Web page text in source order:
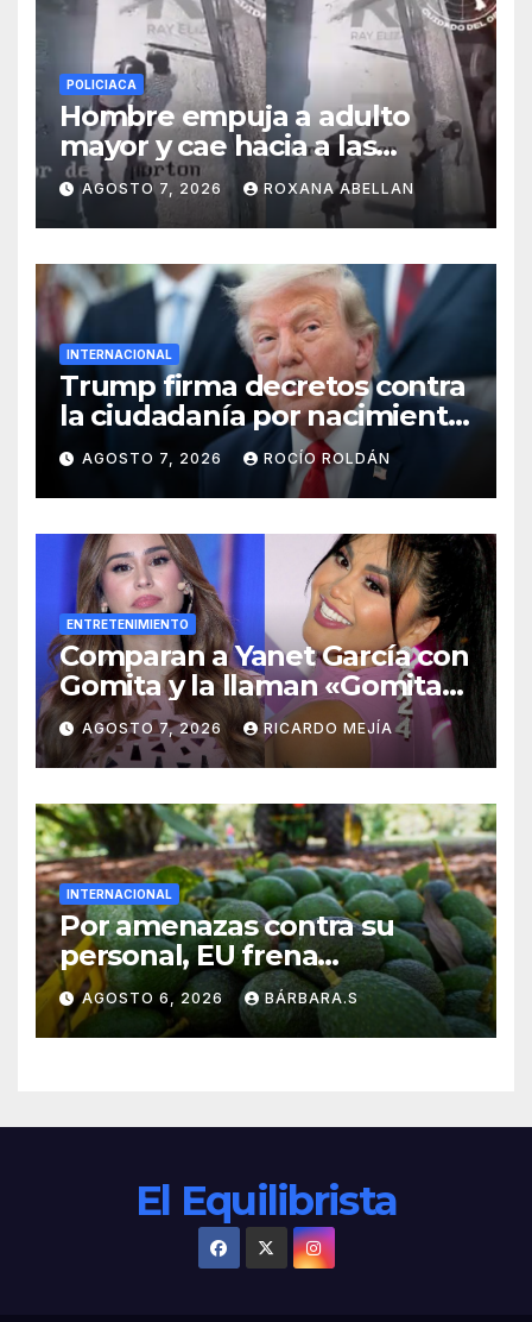
POLICIACA
Hombre empuja a adulto
mayor y cae hacia a las
ruedas de tráiler en
Monterrey
AGOSTO 7, 2026 ROXANA ABELLAN
INTERNACIONAL
Trump firma decretos contra
la ciudadanía por nacimiento
y el ‘turismo de maternidad’
AGOSTO 7, 2026 ROCÍO ROLDÁN
ENTRETENIMIENTO
Comparan a Yanet García con
Gomita y la llaman «Gomita
Premium»
AGOSTO 7, 2026 RICARDO MEJÍA
INTERNACIONAL
Por amenazas contra su
personal, EU frena
exportación de aguacate
AGOSTO 6, 2026 BÁRBARA.S
El Equilibrista